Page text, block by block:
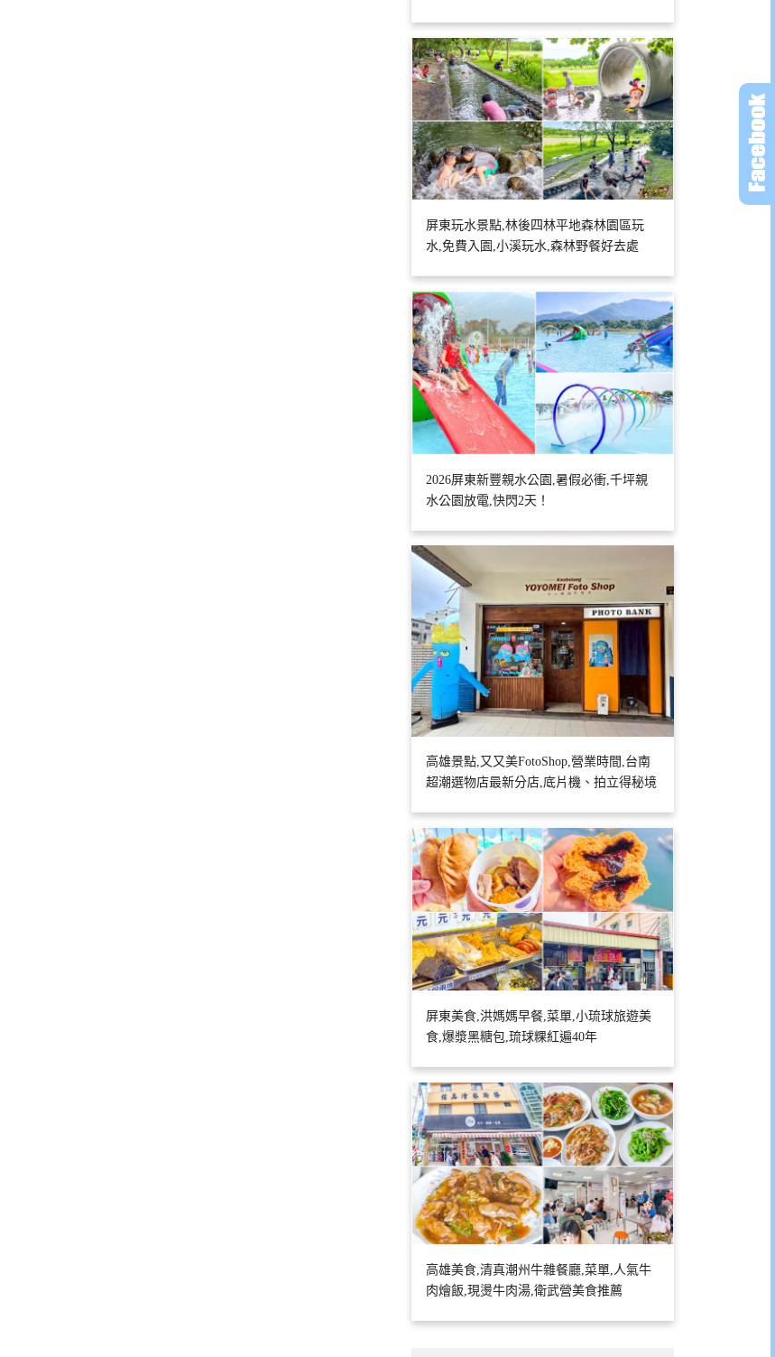
屏東玩水景點,林後四林平地森林園區玩
水,免費入園,小溪玩水,森林野餐好去處
2026屏東新豐親水公園,暑假必衝,千坪親
水公園放電,快閃2天！
高雄景點,又又美FotoShop,營業時間,台南
超潮選物店最新分店,底片機、拍立得秘境
屏東美食,洪媽媽早餐,菜單,小琉球旅遊美
食,爆漿黑糖包,琉球粿紅遍40年
高雄美食,清真潮州牛雜餐廳,菜單,人氣牛
肉燴飯,現燙牛肉湯,衛武營美食推薦